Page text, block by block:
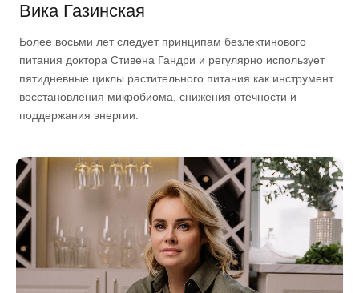
Вика Газинская
Более восьми лет следует принципам безлектинового
питания доктора Стивена Гандри и регулярно использует
пятидневные циклы растительного питания как инструмент
восстановления микробиома, снижения отечности и
поддержания энергии.